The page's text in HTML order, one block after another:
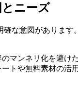
ニーズ
な意図がありま
マンネリ化を避
トや無料素材の活